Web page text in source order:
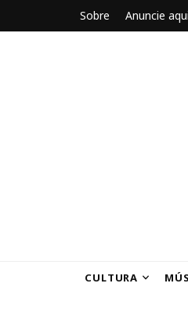
Sobre Anuncie aqui
CULTURA